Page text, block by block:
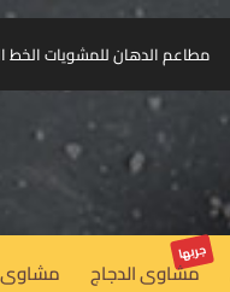
مطاعم الدهان للمشويات الخط
مشاوى مشاوى الدجاج
جربها